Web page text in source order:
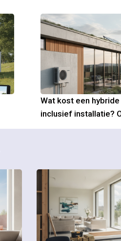
Wat kost een
inclusief installatie?